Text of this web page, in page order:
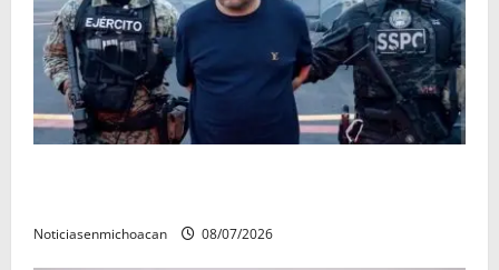
Noticiasenmichoacan 08/07/2026